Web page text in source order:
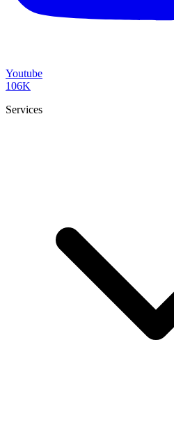
Youtube
106K
Services